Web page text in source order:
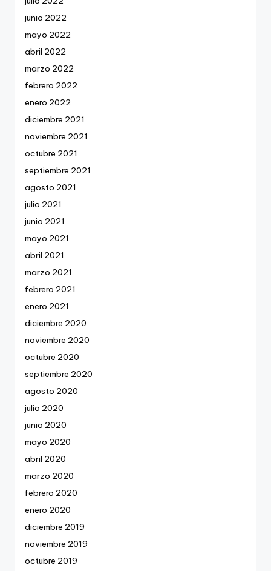
junio 2022
mayo 2022
abril 2022
marzo 2022
febrero 2022
enero 2022
diciembre 2021
noviembre 2021
octubre 2021
septiembre 2021
agosto 2021
julio 2021
junio 2021
mayo 2021
abril 2021
marzo 2021
febrero 2021
enero 2021
diciembre 2020
noviembre 2020
octubre 2020
septiembre 2020
agosto 2020
julio 2020
junio 2020
mayo 2020
abril 2020
marzo 2020
febrero 2020
enero 2020
diciembre 2019
noviembre 2019
octubre 2019